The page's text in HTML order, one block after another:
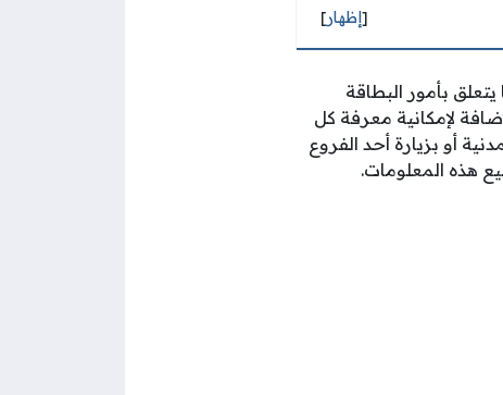
[إظهار]
بأمور البطاقة
لإمكانية معرفة كل
أو بزيارة أحد الفروع
هذه المعلومات.